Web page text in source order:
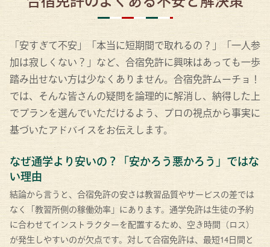
「安すぎて不安」「本当に短期間で取れるの？」「一人参
加は寂しくない？」など、合宿免許に興味はあっても一歩
踏み出せない方は少なくありません。合宿免許ムーチョ！
では、そんな皆さんの疑問を論理的に解消し、納得した上
でプランを選んでいただけるよう、プロの視点から事実に
基づいたアドバイスをお伝えします。
なぜ通学より安いの？「安かろう悪かろう」ではな
い理由
結論から言うと、合宿免許の安さは教習品質やサービスの差では
なく「教習所側の稼働効率」にあります。通学免許は生徒の予約
に合わせてインストラクターを配置するため、空き時間（ロス）
が発生しやすいのが欠点です。対して合宿免許は、最短14日間と